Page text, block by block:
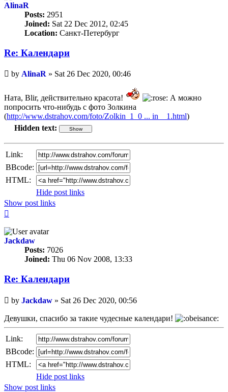
AlinaR
Posts: 2951
Joined: Sat 22 Dec 2012, 02:45
Location: Санкт-Петербург
Re: Календари
Unread
post
by AlinaR » Sat 26 Dec 2020, 00:46
Ната, Blir, действительно красота!
А можно
попросить что-нибудь с фото Золкина
(http://www.dstrahov.com/foto/Zolkin_1_0 ... in__1.html)
Hidden text:
Link:
BBcode:
HTML:
Hide post links
Show post links
Jackdaw
Posts: 7026
Joined: Thu 06 Nov 2008, 13:33
Re: Календари
Unread
post
by Jackdaw » Sat 26 Dec 2020, 00:56
Девушки, спасибо за такие чудесные календари!
Link:
BBcode:
HTML:
Hide post links
Show post links